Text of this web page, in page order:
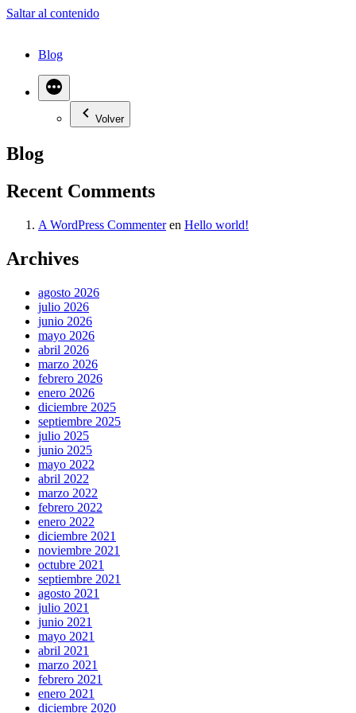
Saltar al contenido
Blog
Volver
Blog
Recent Comments
A WordPress Commenteren Hello world!
Archives
agosto 2026
julio 2026
junio 2026
mayo 2026
abril 2026
marzo 2026
febrero 2026
enero 2026
diciembre 2025
septiembre 2025
julio 2025
junio 2025
mayo 2022
abril 2022
marzo 2022
febrero 2022
enero 2022
diciembre 2021
noviembre 2021
octubre 2021
septiembre 2021
agosto 2021
julio 2021
junio 2021
mayo 2021
abril 2021
marzo 2021
febrero 2021
enero 2021
diciembre 2020